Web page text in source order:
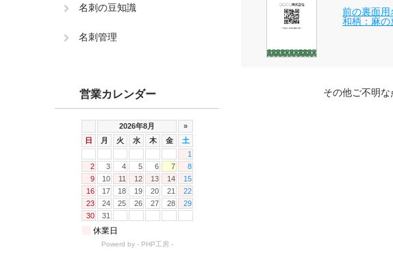
前の裏面用
和柄：麻の
その他ご不明
名刺の豆知識
名刺管理
営業カレンダー